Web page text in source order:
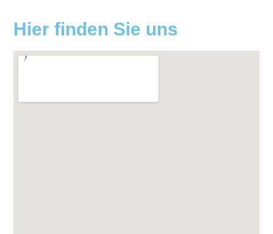
Hier finden Sie uns